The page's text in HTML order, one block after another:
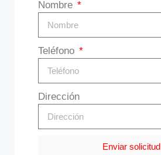
Nombre
Teléfono
Dirección
Enviar solicitud